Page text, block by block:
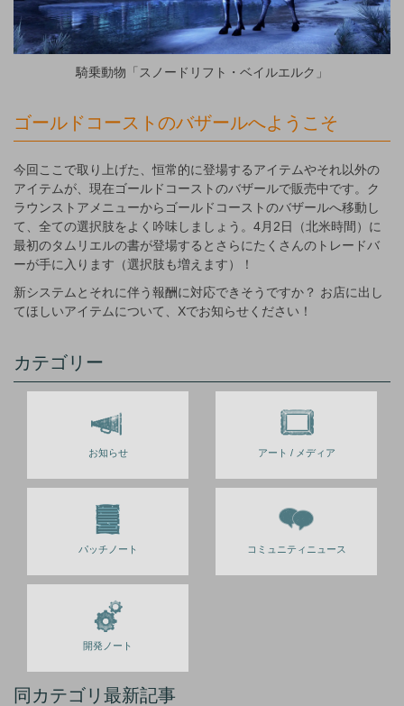
騎乗動物「スノードリフト・ベイルエルク」
ゴールドコーストのバザールへようこそ
今回ここで取り上げた、恒常的に登場するアイテムやそれ以外の
アイテムが、現在ゴールドコーストのバザールで販売中です。ク
ラウンストアメニューからゴールドコーストのバザールへ移動し
て、全ての選択肢をよく吟味しましょう。4月2日（北米時間）に
最初のタムリエルの書が登場するとさらにたくさんのトレードバ
ーが手に入ります（選択肢も増えます）！
新システムとそれに伴う報酬に対応できそうですか？ お店に出し
てほしいアイテムについて、Xでお知らせください！
カテゴリー
お知らせ アート / メディア
パッチノート コミュニティニュース
開発ノート
同カテゴリ最新記事